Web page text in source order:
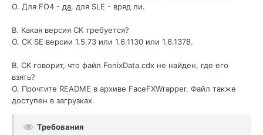
О. Для FO4 - да, для SLE - вряд ли.
В. Какая версия CK требуется?
О. CK SE версии 1.5.73 или 1.6.1130 или 1.6.1378.
В. CK говорит, что файл FonixData.cdx не найден, где его
взять?
О. Прочтите README в архиве FaceFXWrapper. Файл также
доступен в загрузках.
Требования